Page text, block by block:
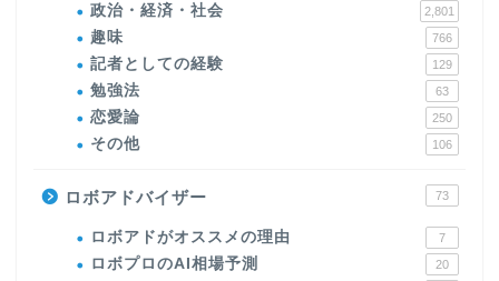
政治・経済・社会 2,801
趣味 766
記者としての経験 129
勉強法 63
恋愛論 250
その他 106
ロボアドバイザー 73
ロボアドがオススメの理由 7
ロボプロのAI相場予測 20